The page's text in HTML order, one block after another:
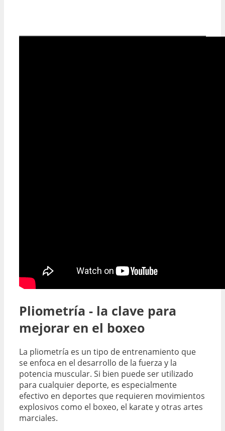
Pliometría - la clave para
mejorar en el boxeo
La pliometría es un tipo de entrenamiento que
se enfoca en el desarrollo de la fuerza y la
potencia muscular. Si bien puede ser utilizado
para cualquier deporte, es especialmente
efectivo en deportes que requieren movimientos
explosivos como el boxeo, el karate y otras artes
marciales.